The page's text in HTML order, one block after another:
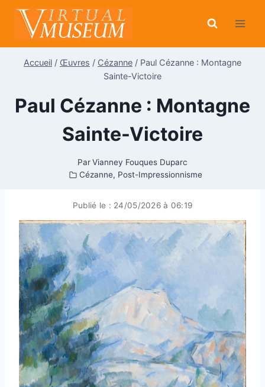
Aller
contenu
Accueil / Œuvres / Cézanne / Paul Cézanne : Montagne
Sainte-Victoire
Paul Cézanne : Montagne
Sainte-Victoire
ParVianney Fouques Duparc
Cézanne, Post-Impressionnisme
Publié le : 24/05/2026 à 06:19